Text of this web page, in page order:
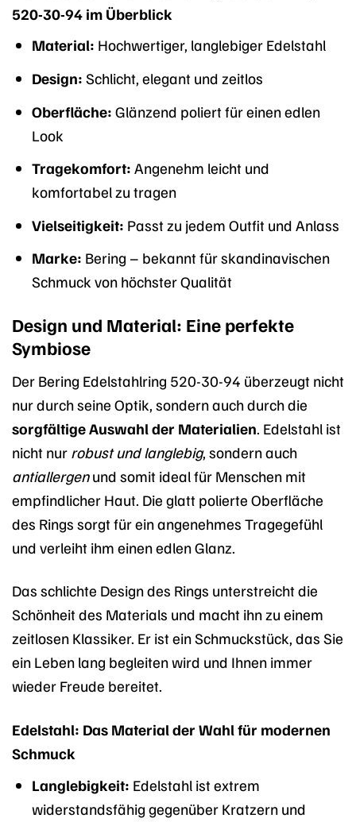
520-30-94 im Überblick
Material: Hochwertiger, langlebiger Edelstahl
Design: Schlicht, elegant und zeitlos
Oberfläche: Glänzend poliert für einen edlen
Look
Tragekomfort: Angenehm leicht und
komfortabel zu tragen
Vielseitigkeit: Passt zu jedem Outfit und Anlass
Marke: Bering – bekannt für skandinavischen
Schmuck von höchster Qualität
Design und Material: Eine perfekte
Symbiose
Der Bering Edelstahlring 520-30-94 überzeugt nicht
nur durch seine Optik, sondern auch durch die
sorgfältige Auswahl der Materialien . Edelstahl ist
nicht nur robust und langlebig, sondern auch
antiallergenund somit ideal für Menschen mit
empfindlicher Haut. Die glatt polierte Oberfläche
des Rings sorgt für ein angenehmes Tragegefühl
und verleiht ihm einen edlen Glanz.
Das schlichte Design des Rings unterstreicht die
Schönheit des Materials und macht ihn zu einem
zeitlosen Klassiker. Er ist ein Schmuckstück, das Sie
ein Leben lang begleiten wird und Ihnen immer
wieder Freude bereitet.
Edelstahl: Das Material der Wahl für modernen
Schmuck
Langlebigkeit: Edelstahl ist extrem
widerstandsfähig gegenüber Kratzern und